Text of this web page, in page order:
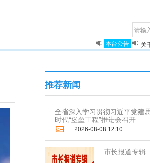
本台公告
关
推荐新闻
全省深入学习贯彻习近平党建
时代“堡垒工程”推进会召开
2026-08-08 12:10
市长报道专辑